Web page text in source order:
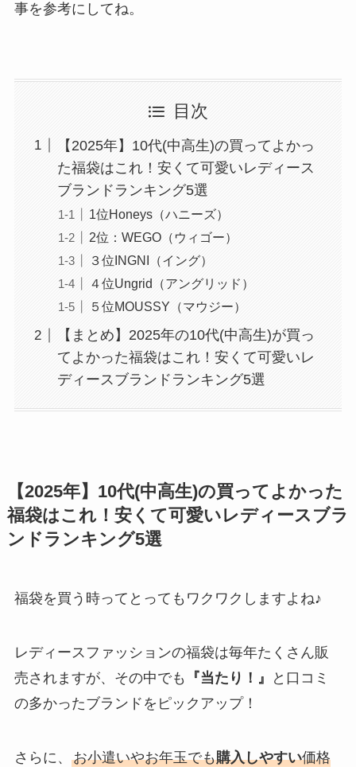
事を参考にしてね。
目次
【2025年】10代(中高生)の買ってよかっ
た福袋はこれ！安くて可愛いレディース
ブランドランキング5選
1位Honeys（ハニーズ）
2位：WEGO（ウィゴー）
３位INGNI（イング）
４位Ungrid（アングリッド）
５位MOUSSY（マウジー）
【まとめ】2025年の10代(中高生)が買っ
てよかった福袋はこれ！安くて可愛いレ
ディースブランドランキング5選
【2025年】10代(中高生)の買ってよかった
福袋はこれ！安くて可愛いレディースブラ
ンドランキング5選
福袋を買う時ってとってもワクワクしますよね♪
レディースファッションの福袋は毎年たくさん販
売されますが、その中でも
『当たり！』
と口コミ
の多かったブランドをピックアップ！
さらに、 お小遣いやお年玉でも購入しやすい価格